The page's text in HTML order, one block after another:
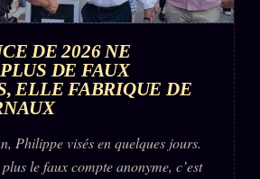
DE 2026 NE
DE FAUX
ELLE FABRIQUE DE
Philippe visés en quelques jours.
le faux compte anonyme, c’est